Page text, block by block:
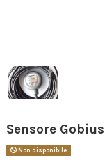
Sensore
Non disponibile